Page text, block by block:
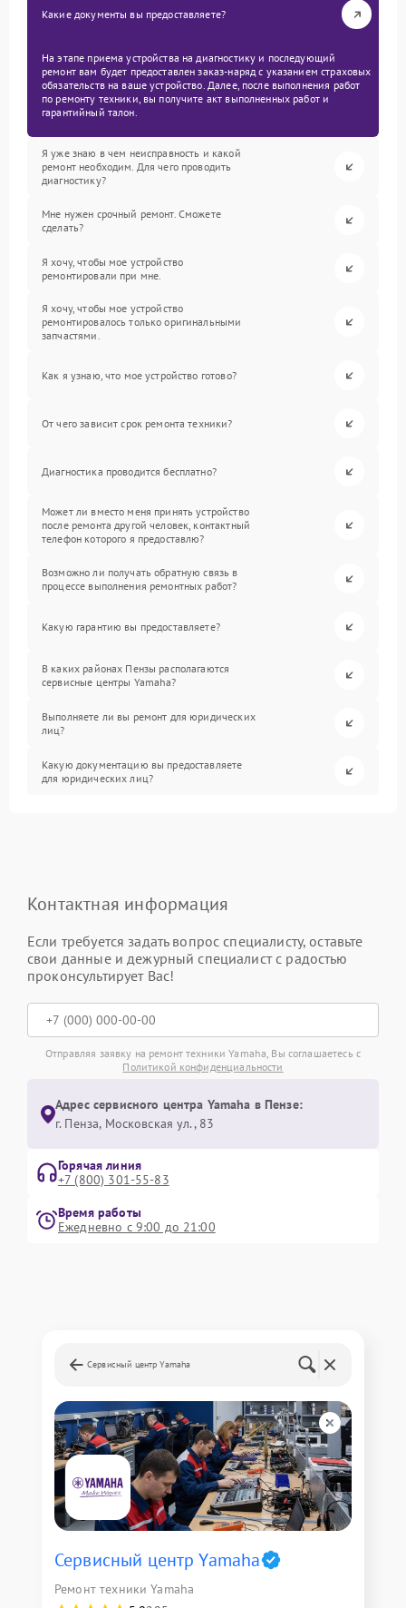
Какие документы вы предоставляете?
На этапе приема устройства на диагностику и последующий
ремонт вам будет предоставлен заказ-наряд с указанием страховых
обязательств на ваше устройство. Далее, после выполнения работ
по ремонту техники, вы получите акт выполненных работ и
гарантийный талон.
Я уже знаю в чем неисправность и какой
ремонт необходим. Для чего проводить
диагностику?
Мне нужен срочный ремонт. Сможете
сделать?
Я хочу, чтобы мое устройство
ремонтировали при мне.
Я хочу, чтобы мое устройство
ремонтировалось только оригинальными
запчастями.
Как я узнаю, что мое устройство готово?
От чего зависит срок ремонта техники?
Диагностика проводится бесплатно?
Может ли вместо меня принять устройство
после ремонта другой человек, контактный
телефон которого я предоставлю?
Возможно ли получать обратную связь в
процессе выполнения ремонтных работ?
Какую гарантию вы предоставляете?
В каких районах Пензы располагаются
сервисные центры Yamaha?
Выполняете ли вы ремонт для юридических
лиц?
Какую документацию вы предоставляете
для юридических лиц?
Контактная информация
Если требуется задать вопрос специалисту, оставьте
свои данные и дежурный специалист с радостью
проконсультирует Вас!
Отправляя заявку на ремонт техники Yamaha, Вы соглашаетесь с
Политикой конфиденциальности
Адрес сервисного центра Yamaha в Пензе:
г. Пенза, Московская ул., 83
Горячая линия
+7 (800) 301-55-83
Время работы
Ежедневно с 9:00 до 21:00
Сервисный центр Yamaha
Сервисный центр Yamaha
Ремонт техники Yamaha